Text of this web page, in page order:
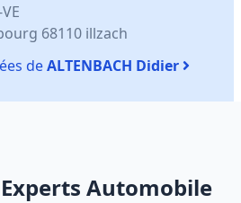
68110 illzach
deALTENBACH Didier
Automobile